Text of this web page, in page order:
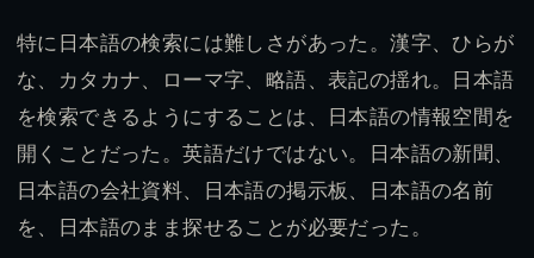
特に日本語の検索には難しさがあった。漢字、ひらが
な、カタカナ、ローマ字、略語、表記の揺れ。日本語
を検索できるようにすることは、日本語の情報空間を
開くことだった。英語だけではない。日本語の新聞、
日本語の会社資料、日本語の掲示板、日本語の名前
を、日本語のまま探せることが必要だった。